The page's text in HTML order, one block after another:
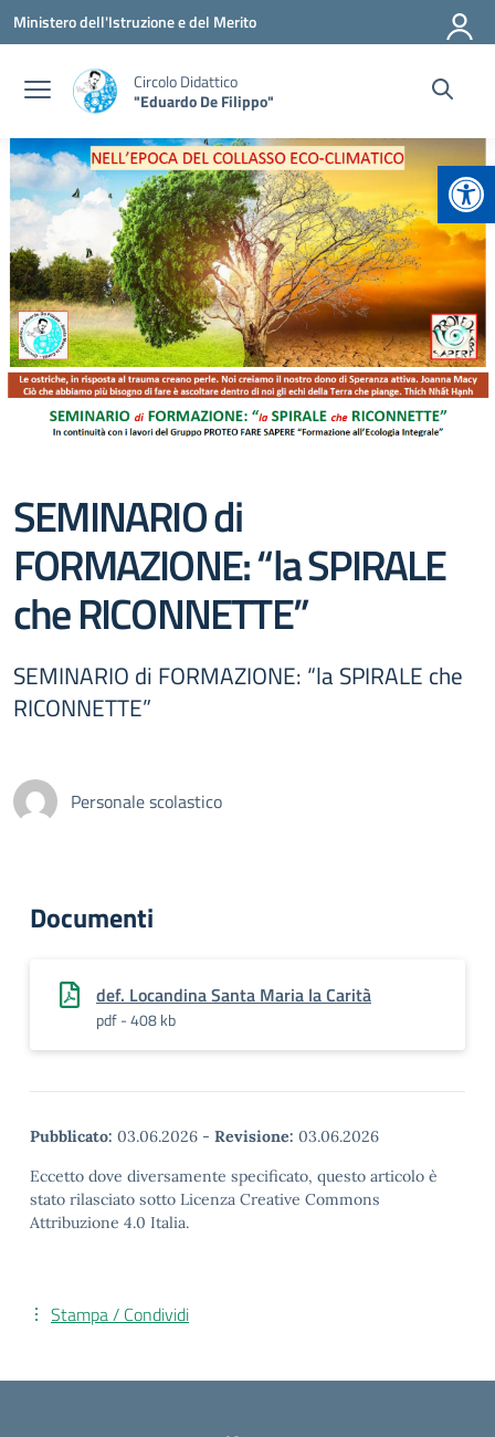
Vai ai contenuti
Vai al menu di navigazione
Vai al footer
Ministero dell'Istruzione e del Merito
Circolo Didattico
"Eduardo De Filippo"
SEMINARIO di
FORMAZIONE: “la SPIRALE
che RICONNETTE”
SEMINARIO di FORMAZIONE: “la SPIRALE che
RICONNETTE”
Personale scolastico
Documenti
def. Locandina Santa Maria la Carità
pdf - 408 kb
Pubblicato: 03.06.2026 - Revisione: 03.06.2026
Eccetto dove diversamente specificato, questo articolo è
stato rilasciato sotto Licenza Creative Commons
Attribuzione 4.0 Italia.
Stampa / Condividi